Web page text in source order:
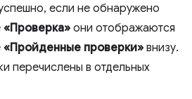
если не обнаружено
«Проверка» они отображаются
«Пройденные проверки» внизу.
перечислены в отдельных